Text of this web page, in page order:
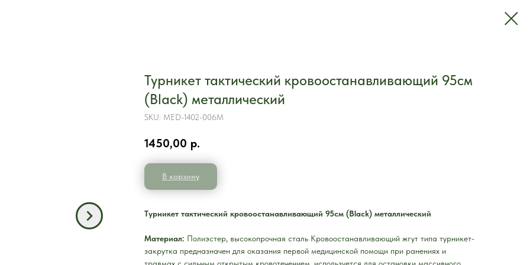
Турникет тактический кровоостанавливающий 95см
(Black) металлический
SKU: MED-1402-006М
1450,00 р.
В корзину
Турникет тактический кровоостанавливающий 95см (Black) металлический
Материал: Полиэстер, высокопрочная сталь Кровоостанавливающий жгут типа турникет-
закрутка предназначен для оказания первой медицинской помощи при ранениях и